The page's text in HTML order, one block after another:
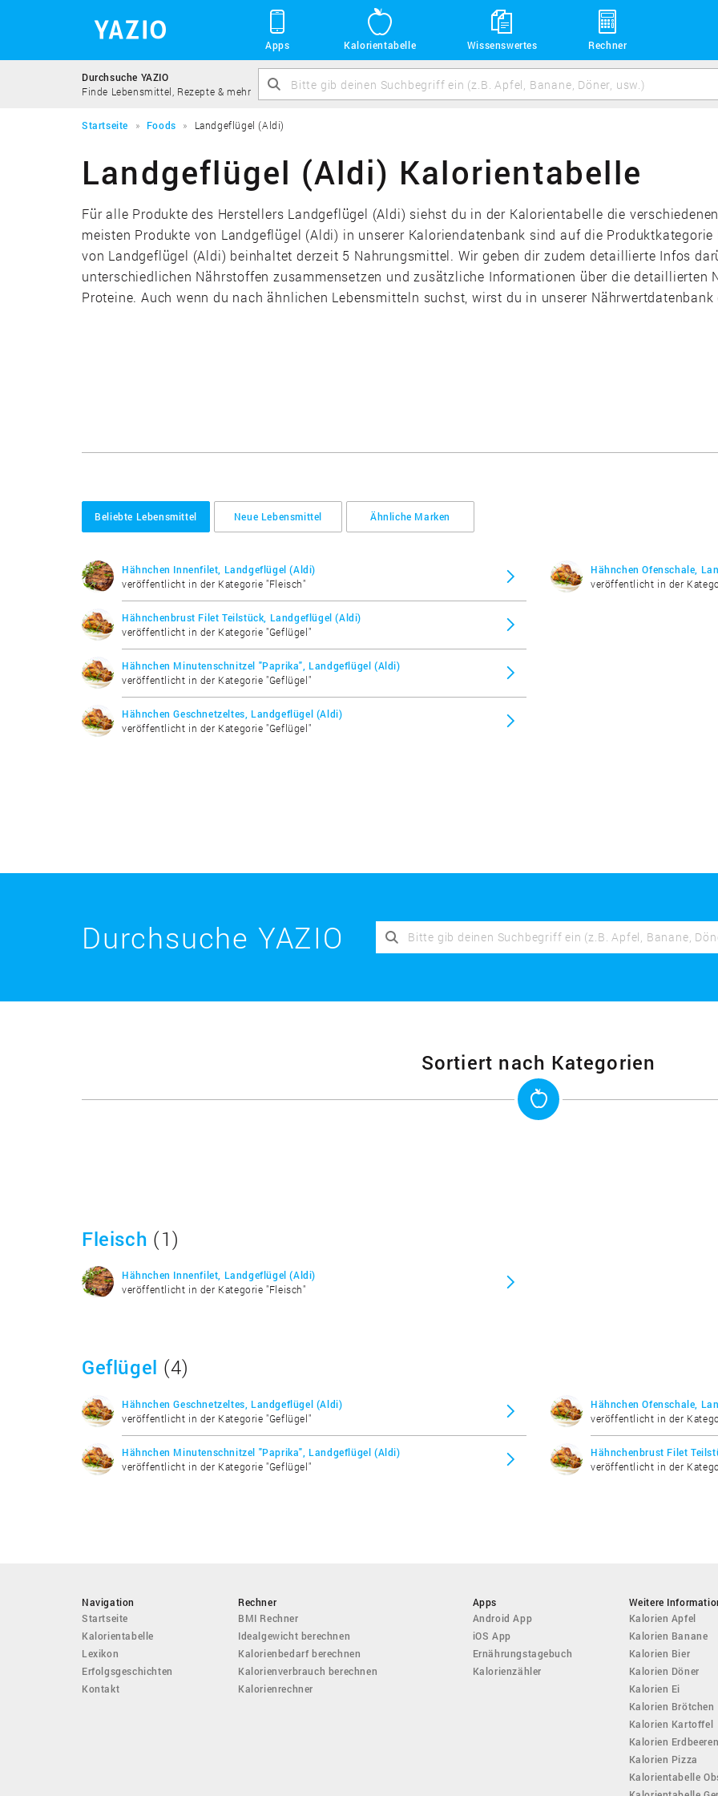
Apps Kalorientabelle Wissenswertes Rechner
Durchsuche YAZIO
Finde Lebensmittel, Rezepte & mehr
Startseite Foods Landgeflügel (Aldi)
Landgeflügel (Aldi) Kalorientabelle
Für alle Produkte des Herstellers Landgeflügel (Aldi) siehst du in der Kalorientabelle die
meisten Produkte von Landgeflügel (Aldi) in unserer Kaloriendatenbank sind auf die Produktkategorie
von Landgeflügel (Aldi) beinhaltet derzeit 5 Nahrungsmittel. Wir geben dir zudem detaillierte Infos
unterschiedlichen Nährstoffen zusammensetzen und zusätzliche Informationen über die detaillierten
Proteine. Auch wenn du nach ähnlichen Lebensmitteln suchst, wirst du in unserer
Beliebte Lebensmittel Neue Lebensmittel Ähnliche Marken
Hähnchen Innenfilet, Landgeflügel (Aldi)
veröffentlicht in der Kategorie "Fleisch"
Hähnchenbrust Filet Teilstück, Landgeflügel (Aldi)
veröffentlicht in der Kategorie "Geflügel"
Hähnchen Minutenschnitzel "Paprika", Landgeflügel (Aldi)
veröffentlicht in der Kategorie "Geflügel"
Hähnchen Geschnetzeltes, Landgeflügel (Aldi)
veröffentlicht in der Kategorie "Geflügel"
Hähnchen Ofenschale,
veröffentlicht in der
Durchsuche YAZIO
Sortiert nach Kategorien
Fleisch (1)
Hähnchen Innenfilet, Landgeflügel (Aldi)
veröffentlicht in der Kategorie "Fleisch"
Geflügel (4)
Hähnchen Geschnetzeltes, Landgeflügel (Aldi)
veröffentlicht in der Kategorie "Geflügel"
Hähnchen Minutenschnitzel "Paprika", Landgeflügel (Aldi)
veröffentlicht in der Kategorie "Geflügel"
Hähnchen Ofenschale,
veröffentlicht in der
Hähnchenbrust Filet
veröffentlicht in der
Navigation
Startseite
Kalorientabelle
Lexikon
Erfolgsgeschichten
Kontakt
Rechner
BMI Rechner
Idealgewicht berechnen
Kalorienbedarf berechnen
Kalorienverbrauch berechnen
Kalorienrechner
Apps
Android App
iOS App
Ernährungstagebuch
Kalorienzähler
Weitere
Kalorien Apfel
Kalorien Banane
Kalorien Bier
Kalorien Döner
Kalorien Ei
Kalorien Brötchen
Kalorien Kartoffel
Kalorien Erdbeeren
Kalorien Pizza
Kalorientabelle